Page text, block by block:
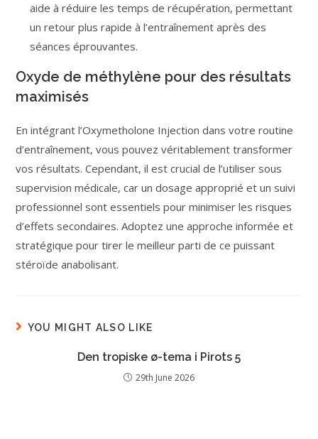
aide à réduire les temps de récupération, permettant
un retour plus rapide à l’entraînement après des
séances éprouvantes.
Oxyde de méthylène pour des résultats
maximisés
En intégrant l’Oxymetholone Injection dans votre routine
d’entraînement, vous pouvez véritablement transformer
vos résultats. Cependant, il est crucial de l’utiliser sous
supervision médicale, car un dosage approprié et un suivi
professionnel sont essentiels pour minimiser les risques
d’effets secondaires. Adoptez une approche informée et
stratégique pour tirer le meilleur parti de ce puissant
stéroïde anabolisant.
YOU MIGHT ALSO LIKE
Den tropiske ø-tema i Pirots 5
29th June 2026